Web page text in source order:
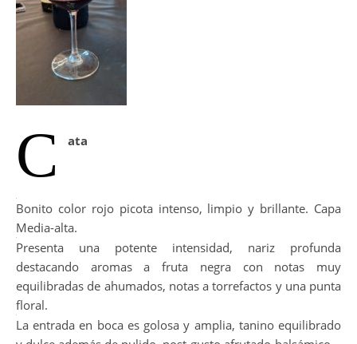
C ata
Bonito color rojo picota intenso, limpio y brillante. Capa
Media-alta.
Presenta una potente intensidad, nariz profunda